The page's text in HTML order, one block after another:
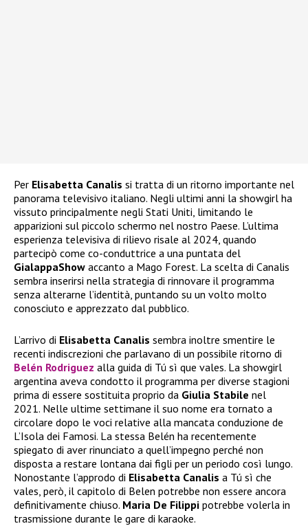
Per Elisabetta Canalis si tratta di un ritorno importante nel
panorama televisivo italiano. Negli ultimi anni la showgirl ha
vissuto principalmente negli Stati Uniti, limitando le
apparizioni sul piccolo schermo nel nostro Paese. L’ultima
esperienza televisiva di rilievo risale al 2024, quando
partecipò come co-conduttrice a una puntata del
GialappaShow accanto a Mago Forest. La scelta di Canalis
sembra inserirsi nella strategia di rinnovare il programma
senza alterarne l’identità, puntando su un volto molto
conosciuto e apprezzato dal pubblico.
L’arrivo di Elisabetta Canalis sembra inoltre smentire le
recenti indiscrezioni che parlavano di un possibile ritorno di
Belén Rodriguez alla guida di Tú sì que vales. La showgirl
argentina aveva condotto il programma per diverse stagioni
prima di essere sostituita proprio da Giulia Stabile nel
2021. Nelle ultime settimane il suo nome era tornato a
circolare dopo le voci relative alla mancata conduzione de
L’Isola dei Famosi. La stessa Belén ha recentemente
spiegato di aver rinunciato a quell’impegno perché non
disposta a restare lontana dai figli per un periodo così lungo.
Nonostante l’approdo di Elisabetta Canalis a Tú sì che
vales, però, il capitolo di Belen potrebbe non essere ancora
definitivamente chiuso. Maria De Filippi potrebbe volerla in
trasmissione durante le gare di karaoke.